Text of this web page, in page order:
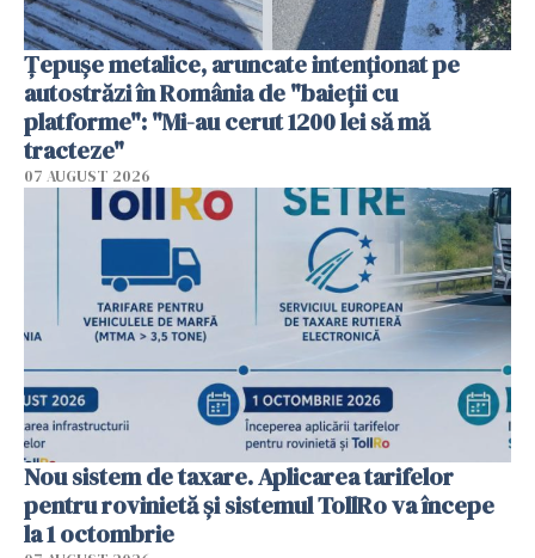
Țepușe metalice, aruncate intenționat pe
autostrăzi în România de "baieții cu
platforme": "Mi-au cerut 1200 lei să mă
tracteze"
07 AUGUST 2026
Nou sistem de taxare. Aplicarea tarifelor
pentru rovinietă şi sistemul TollRo va începe
la 1 octombrie